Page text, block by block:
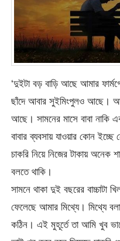
‘দুইটা বড় বাড়ি আছে আমার
ছাঁদে আবার সুইমিংপুলও আছে।
আছে। সামনের মাসে বাবা নাকি
বাবার ব্যবসায় যাওয়ার কোন
চাকরি নিয়ে নিজের টাকায় অনেক
বলতে থাকি।
সামনে থাকা দুই বছরের বাচ্চাটা
ফেলেছে আমার মিথ্যে। মিথ্যে
কঠিন। এই মুহূর্তে তা আমি খুব